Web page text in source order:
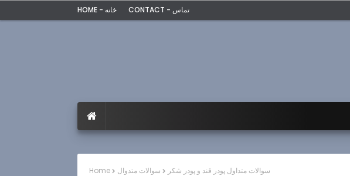
HOME - خانه CONTACT - تماس
Home سوالات متدوال سوالات متداول پودر قند و پودر شكر